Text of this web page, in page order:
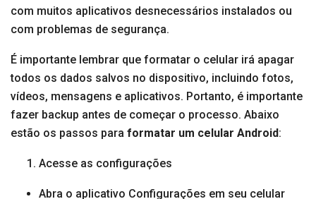
com muitos aplicativos desnecessários instalados ou
com problemas de segurança.
É importante lembrar que formatar o celular irá apagar
todos os dados salvos no dispositivo, incluindo fotos,
vídeos, mensagens e aplicativos. Portanto, é importante
fazer backup antes de começar o processo. Abaixo
estão os passos para formatar um celular Android:
Acesse as configurações
Abra o aplicativo Configurações em seu celular